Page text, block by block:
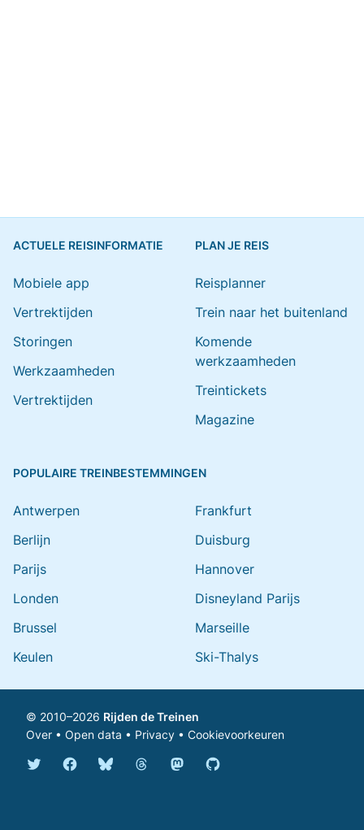
ACTUELE REISINFORMATIE
Mobiele app
Vertrektijden
Storingen
Werkzaamheden
Vertrektijden
PLAN JE REIS
Reisplanner
Trein naar het buitenland
Komende
werkzaamheden
Treintickets
Magazine
POPULAIRE TREINBESTEMMINGEN
Antwerpen
Berlijn
Parijs
Londen
Brussel
Keulen
Frankfurt
Duisburg
Hannover
Disneyland Parijs
Marseille
Ski-Thalys
© 2010–2026 Rijden de Treinen
Over • Open data • Privacy • Cookievoorkeuren